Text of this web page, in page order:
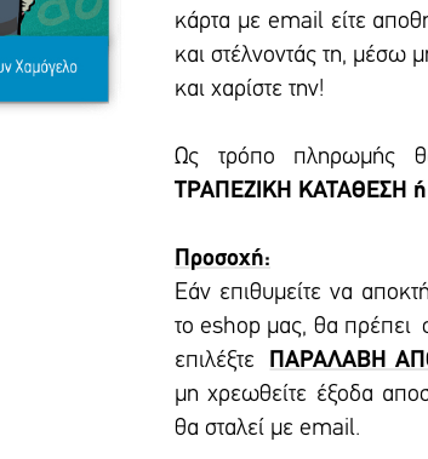
κάρτα με email είτε
και στέλνοντάς τη, μέσω
και χαρίστε την!
Ως τρόπο πληρωμής
ΤΡΑΠΕΖΙΚΗ ΚΑΤΑΘΕΣΗ
Προσοχή:
Εάν επιθυμείτε να
το eshop μας, θα πρέπει
επιλέξτε ΠΑΡΑΛΑΒΗ
μη χρεωθείτε έξοδα
θα σταλεί με email.